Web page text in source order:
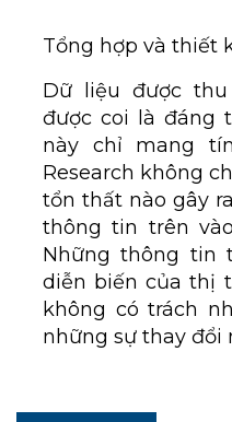
Tổng hợp và thiết
Dữ liệu được
được coi là đáng
này chỉ mang
Research không
tổn thất nào gây
thông tin trên
Những thông tin
diễn biến của thị
không có trách
những sự thay đổi